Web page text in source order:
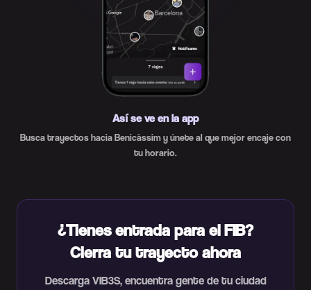
Así se ve en la app
Busca trayectos hacia Benicàssim y únete al que mejor encaje con
tu horario.
¿Tienes entrada para el FIB?
Cierra tu trayecto ahora
Descarga VIB3S, encuentra gente de tu ciudad